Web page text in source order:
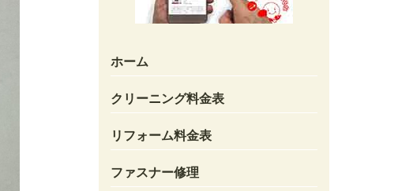
ホーム
クリーニング料金表
リフォーム料金表
ファスナー修理